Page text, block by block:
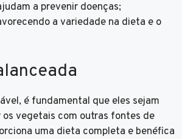
a prevenir doenças;
a variedade na dieta e o
é fundamental que eles sejam
vegetais com outras fontes de
uma dieta completa e benéfica